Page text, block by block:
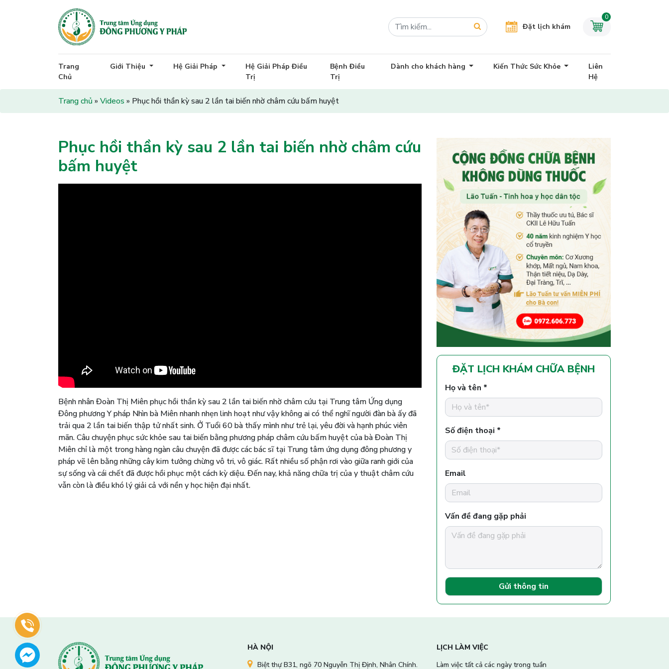
Đặt lịch khám
0
Trang
Chủ
Giới Thiệu Hệ Giải Pháp
Hệ Giải Pháp Điều
Trị
Bệnh Điều
Trị
Dành cho khách hàng Kiến Thức Sức Khỏe
Liên
Hệ
Trang chủ » Videos » Phục hồi thần kỳ sau 2 lần tai biến nhờ châm cứu bấm huyệt
Phục hồi thần kỳ sau 2 lần tai biến nhờ châm cứu
bấm huyệt
Bệnh nhân Đoàn Thị Miên phục hồi thần kỳ sau 2 lần tai biến nhờ châm cứu tại Trung tâm Ứng dụng
Đông phương Y pháp Nhìn bà Miên nhanh nhẹn linh hoạt như vậy không ai có thể nghĩ người đàn bà ấy đã
trải qua 2 lần tai biến thập tử nhất sinh. Ở Tuổi 60 bà thấy mình như trẻ lại, yêu đời và hạnh phúc viên
mãn. Câu chuyện phục sức khỏe sau tai biến bằng phương pháp châm cứu bấm huyệt của bà Đoàn Thị
Miên chỉ là một trong hàng ngàn câu chuyện đã được các bác sĩ tại Trung tâm ứng dụng đông phương y
pháp vẽ lên bằng những cây kim tưởng chừng vô tri, vô giác. Rất nhiều số phận rơi vào giữa ranh giới của
sự sống và cái chết đã được hồi phục một cách kỳ diệu. Đến nay, khả năng chữa trị của y thuật châm cứu
vẫn còn là điều khó lý giải cả với nền y học hiện đại nhất.
ĐẶT LỊCH KHÁM CHỮA BỆNH
Họ và tên *
Số điện thoại *
Email
Vấn đề đang gặp phải
Gửi thông tin
HÀ NỘI
Biệt thự B31, ngõ 70 Nguyễn Thị Định, Nhân Chính.
LỊCH LÀM VIỆC
Làm việc tất cả các ngày trong tuần